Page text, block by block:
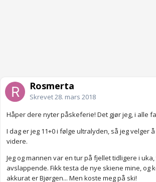
Rosmerta
Skrevet28. mars 2018
Håper dere nyter påskeferie! Det gjør jeg, i alle
I dag er jeg 11+0 i følge ultralyden, så jeg velger
videre.
Jeg og mannen var en tur på fjellet tidligere i
avslappende. Fikk testa de nye skiene mine, og
akkurat er Bjørgen... Men koste meg på ski!